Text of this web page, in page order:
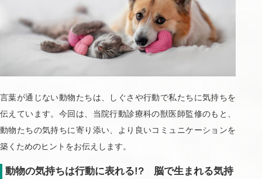
言葉が通じない動物たちは、しぐさや行動で私たちに気持ちを
伝えています。今回は、当院行動診療科の獣医師監修のもと、
動物たちの気持ちに寄り添い、より良いコミュニケーションを
築くためのヒントをお伝えします。
動物の気持ちは行動に表れる!? 脳で生まれる気持